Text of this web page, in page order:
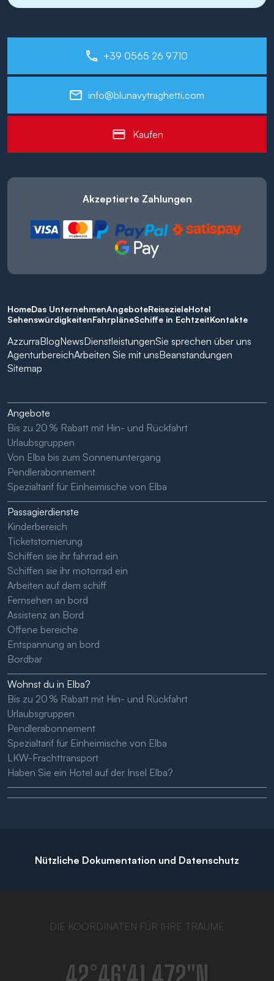
+39 0565 26 9710
info@blunavytraghetti.com
Kaufen
Akzeptierte Zahlungen
HomeDas UnternehmenAngeboteReisezieleHotel
SehenswürdigkeitenFahrpläneSchiffe in EchtzeitKontakte
AzzurraBlogNewsDienstleistungenSie sprechen über uns
AgenturbereichArbeiten Sie mit unsBeanstandungen
Sitemap
Angebote
Bis zu 20 % Rabatt mit Hin- und Rückfahrt
Urlaubsgruppen
Von Elba bis zum Sonnenuntergang
Pendlerabonnement
Spezialtarif für Einheimische von Elba
Passagierdienste
Kinderbereich
Ticketstornierung
Schiffen sie ihr fahrrad ein
Schiffen sie ihr motorrad ein
Arbeiten auf dem schiff
Fernsehen an bord
Assistenz an Bord
Offene bereiche
Entspannung an bord
Bordbar
Wohnst du in Elba?
Bis zu 20 % Rabatt mit Hin- und Rückfahrt
Urlaubsgruppen
Pendlerabonnement
Spezialtarif für Einheimische von Elba
LKW-Frachttransport
Haben Sie ein Hotel auf der Insel Elba?
Nützliche Dokumentation und Datenschutz
DIE KOORDINATEN FÜR IHRE TRÄUME